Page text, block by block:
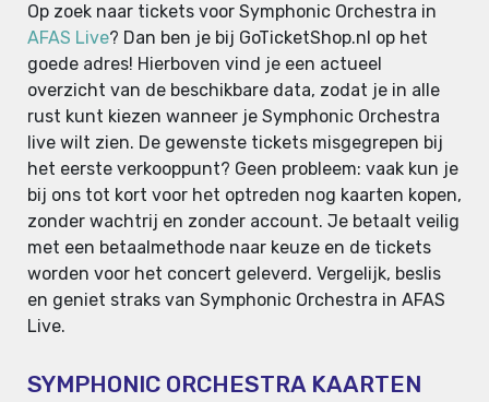
Op zoek naar tickets voor Symphonic Orchestra in
AFAS Live? Dan ben je bij GoTicketShop.nl op het
goede adres! Hierboven vind je een actueel
overzicht van de beschikbare data, zodat je in alle
rust kunt kiezen wanneer je Symphonic Orchestra
live wilt zien. De gewenste tickets misgegrepen bij
het eerste verkooppunt? Geen probleem: vaak kun je
bij ons tot kort voor het optreden nog kaarten kopen,
zonder wachtrij en zonder account. Je betaalt veilig
met een betaalmethode naar keuze en de tickets
worden voor het concert geleverd. Vergelijk, beslis
en geniet straks van Symphonic Orchestra in AFAS
Live.
SYMPHONIC ORCHESTRA KAARTEN